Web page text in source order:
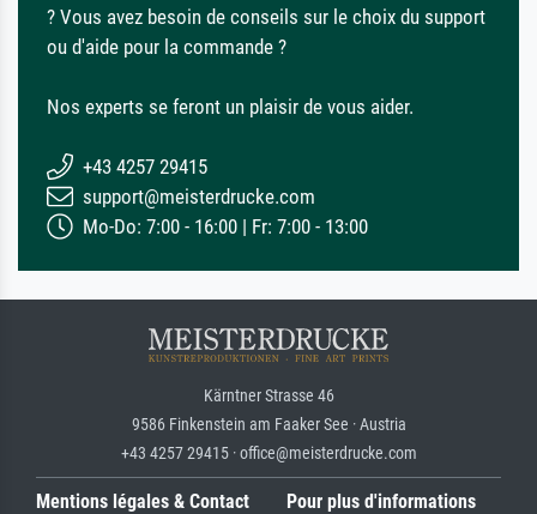
? Vous avez besoin de conseils sur le choix du support
ou d'aide pour la commande ?
Nos experts se feront un plaisir de vous aider.
+43 4257 29415
support@meisterdrucke.com
Mo-Do: 7:00 - 16:00 | Fr: 7:00 - 13:00
Kärntner Strasse 46
9586 Finkenstein am Faaker See · Austria
+43 4257 29415 · office@meisterdrucke.com
Mentions légales & Contact Pour plus d'informations